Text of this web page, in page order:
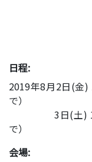
日程:
2019年8月2日(金)
で）
3日(土) 10:00
で）
会場: